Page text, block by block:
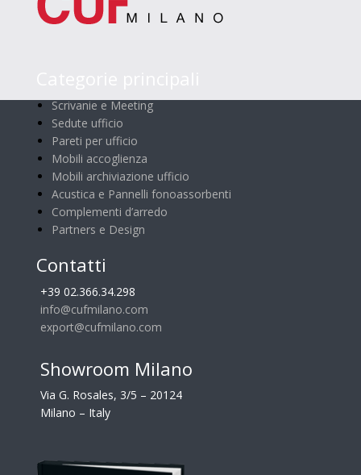
Scrivanie e Meeting
Sedute ufficio
Pareti per ufficio
Mobili accoglienza
Mobili archiviazione ufficio
Acustica e Pannelli fonoassorbenti
Complementi d’arredo
Partners e Design
Contatti
+39 02.366.34.298
info@cufmilano.com
export@cufmilano.com
Showroom Milano
Via G. Rosales, 3/5 – 20124
Milano – Italy